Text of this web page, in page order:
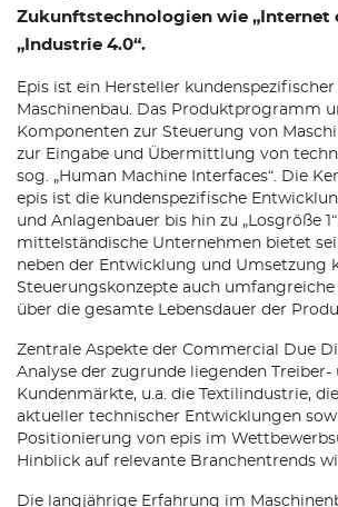
Zukunftstechnologien wie „Internet
„Industrie 4.0“.
Epis ist ein Hersteller
Maschinenbau. Das Produktprogramm
Komponenten zur Steuerung von
zur Eingabe und Übermittlung von
sog. „Human Machine Interfaces“. Die
epis ist die kundenspezifische
und Anlagenbauer bis hin zu „Losgröße
mittelständische Unternehmen bietet
neben der Entwicklung und Umsetzung
Steuerungskonzepte auch
über die gesamte Lebensdauer der
Zentrale Aspekte der Commercial Due
Analyse der zugrunde liegenden Treiber-
Kundenmärkte, u.a. die Textilindustrie,
aktueller technischer Entwicklungen
Positionierung von epis im
Hinblick auf relevante Branchentrends
Die langjährige Erfahrung im